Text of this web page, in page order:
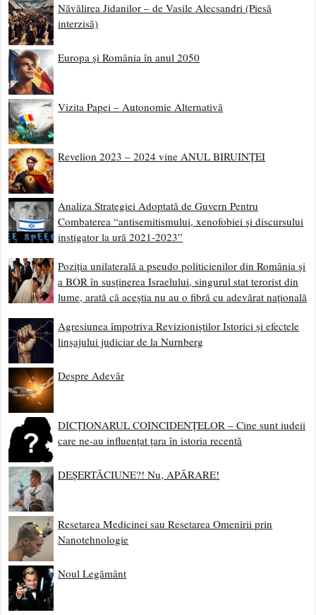
Năvălirea Jidanilor – de Vasile Alecsandri (Piesă
interzisă)
Europa și România în anul 2050
Vizita Papei – Autonomie Alternativă
Revelion 2023 – 2024 vine ANUL BIRUINȚEI
Analiza Strategiei Adoptată de Guvern Pentru
Combaterea “antisemitismului, xenofobiei și discursului
instigator la ură 2021-2023”
Poziția unilaterală a pseudo politicienilor din România și
a BOR în susținerea Israelului, singurul stat terorist din
lume, arată că aceștia nu au o fibră cu adevărat națională
Agresiunea împotriva Revizioniștilor Istorici și efectele
linșajului judiciar de la Nurnberg
Despre Adevăr
DICȚIONARUL COINCIDENȚELOR – Cine sunt iudeii
care ne-au influențat țara în istoria recentă
DEȘERTĂCIUNE?! Nu, APĂRARE!
Resetarea Medicinei sau Resetarea Omenirii prin
Nanotehnologie
Noul Legământ